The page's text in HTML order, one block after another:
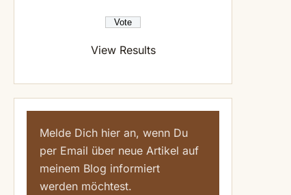
View Results
Melde Dich hier an, wenn Du
per Email über neue Artikel auf
meinem Blog informiert
werden möchtest.